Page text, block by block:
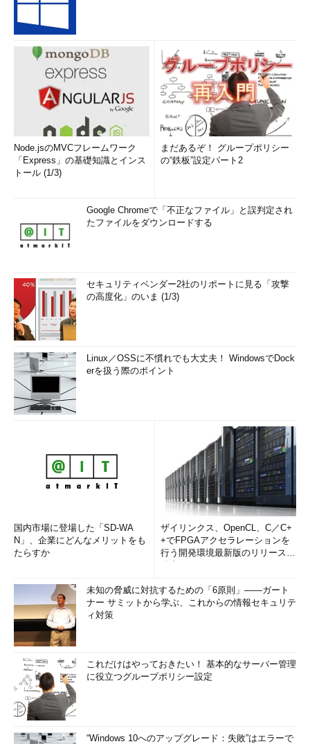
Node.jsのMVCフレームワーク
「Express」の基礎知識とインス
トール (1/3)
まだあるぞ！ グループポリシー
の“鉄板”設定パート2
Google Chromeで「不正なファイル」と誤判定され
たファイルをダウンロードする
セキュリティベンダー2社のリポートに見る「攻撃
の高度化」のいま (1/3)
Linux／OSSに不慣れでも大丈夫！ WindowsでDock
erを扱う際のポイント
国内市場に登場した「SD-WA
N」、企業にどんなメリットをも
たらすか
ザイリンクス、OpenCL、C／C+
+でFPGAアクセラレーションを
行う開発環境最新版のリリースを
未知の脅威に対抗するための「6原則」――ガート
ナー サミットから学ぶ、これからの情報セキュリテ
ィ対策
これだけはやっておきたい！ 基本的なサーバー管理
に役立つグループポリシー設定
“Windows 10へのアップグレード：失敗”はエラーで